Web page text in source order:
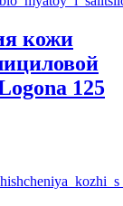
кожи
125